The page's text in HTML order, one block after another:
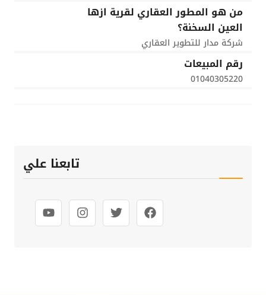
من هو المطور العقاري لقرية ازها
العين السخنة؟
شركة مدار للتطوير العقاري
رقم المبيعات
01040305220
تابعنا علي